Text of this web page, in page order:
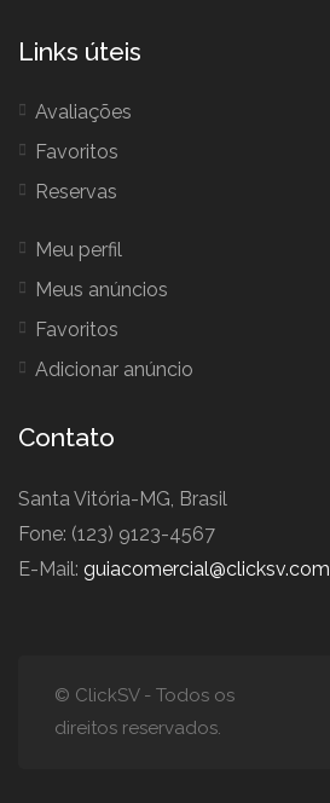
Links úteis
Avaliações
Favoritos
Reservas
Meu perfil
Meus anúncios
Favoritos
Adicionar anúncio
Contato
Santa Vitória-MG, Brasil
Fone: (123) 9123-4567
E-Mail: guiacomercial@clicksv.com
© ClickSV - Todos os
direitos reservados.